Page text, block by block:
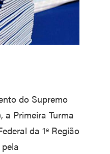
do Supremo
a Primeira Turma
da 1ª Região